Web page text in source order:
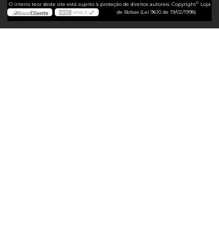
O inteiro teor deste site está sujeito à proteção de direitos autorais. Copyright©Loja
de Bolsas (Lei 9610 de 19/02/1998)